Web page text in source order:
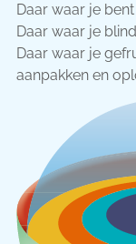
Daar waar je
Daar waar je
Daar waar je
aanpakken en